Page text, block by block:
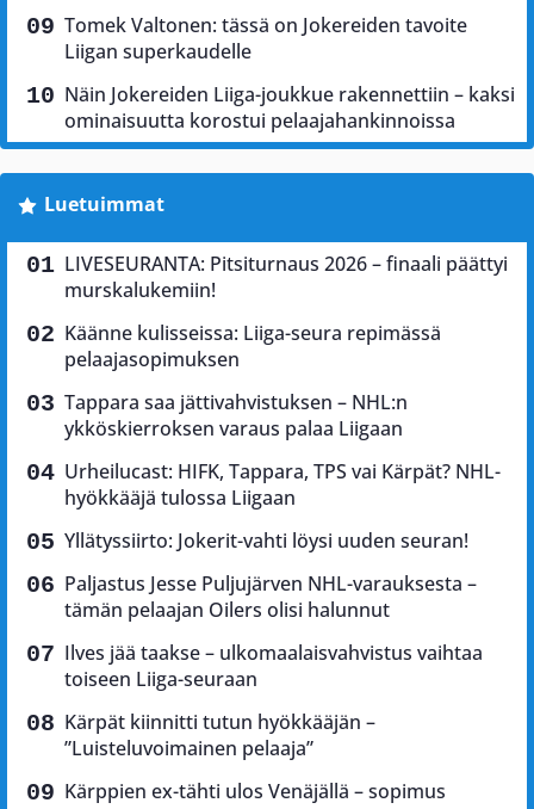
Tomek Valtonen: tässä on Jokereiden tavoite
Liigan superkaudelle
Näin Jokereiden Liiga-joukkue rakennettiin – kaksi
ominaisuutta korostui pelaajahankinnoissa
Luetuimmat
LIVESEURANTA: Pitsiturnaus 2026 – finaali päättyi
murskalukemiin!
Käänne kulisseissa: Liiga-seura repimässä
pelaajasopimuksen
Tappara saa jättivahvistuksen – NHL:n
ykköskierroksen varaus palaa Liigaan
Urheilucast: HIFK, Tappara, TPS vai Kärpät? NHL-
hyökkääjä tulossa Liigaan
Yllätyssiirto: Jokerit-vahti löysi uuden seuran!
Paljastus Jesse Puljujärven NHL-varauksesta –
tämän pelaajan Oilers olisi halunnut
Ilves jää taakse – ulkomaalaisvahvistus vaihtaa
toiseen Liiga-seuraan
Kärpät kiinnitti tutun hyökkääjän –
”Luisteluvoimainen pelaaja”
Kärppien ex-tähti ulos Venäjällä – sopimus